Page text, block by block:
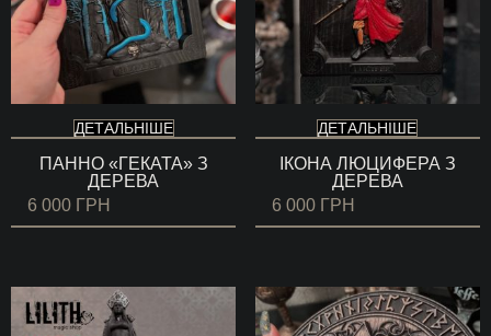
ДЕТАЛЬНІШЕ
ПАННО «ГЕКАТА» З
ДЕРЕВА
6 000 ГРН
ДЕТАЛЬНІШЕ
ІКОНА ЛЮЦИФЕРА З
ДЕРЕВА
6 000 ГРН